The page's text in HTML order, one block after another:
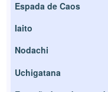
Espada de Caos
Iaito
Nodachi
Uchigatana